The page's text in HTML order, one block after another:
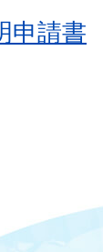
申請書